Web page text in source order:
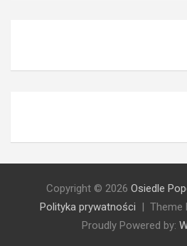
Copyright © 2026 Osiedle
Polityka prywatności
Theme
Proudly Powered by: